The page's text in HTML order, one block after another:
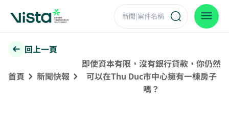
回上一頁
首頁 新聞快報
即使資本有限，沒有銀行貸款，你仍然
可以在Thu Duc市中心擁有一棟房子
嗎？